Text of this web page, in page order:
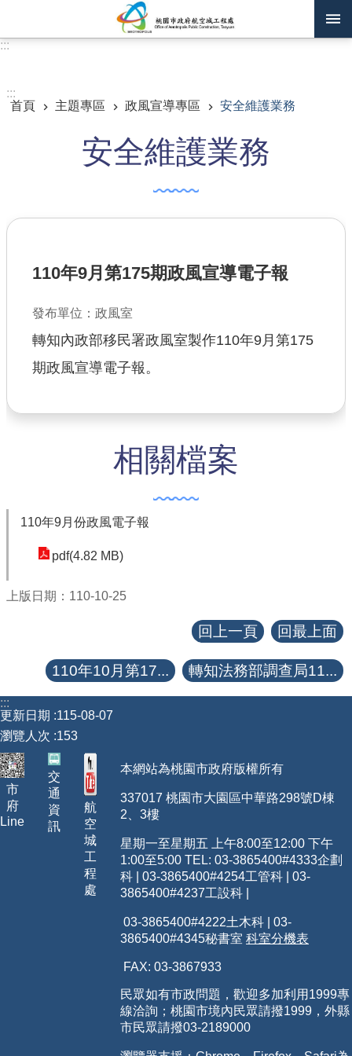
業務資訊
政府公開資訊
廉政平臺專區
便民服務
常見問答
工務局
【政府網站資料開放宣告】
:::
:::
首頁
主題專區 政風宣導專區 安全維護業務
安全維護業務
110年9月第175期政風宣導電子報
發布單位：政風室
轉知內政部移民署政風室製作110年9月第175
期政風宣導電子報。
相關檔案
110年9月份政風電子報
pdf(4.82 MB)
上版日期：110-10-25
回上一頁 回最上面
110年10月第17... 轉知法務部調查局11...
:::
更新日期
115-08-07
瀏覽人次 153
市
府
Line
交
通
資
訊
航
空
城
工
程
處
本網站為桃園市政府版權所有
337017 桃園市大園區中華路298號D棟
2、3樓
星期一至星期五 上午8:00至12:00 下午
1:00至5:00 TEL: 03-3865400#4333企劃
科 | 03-3865400#4254工管科 | 03-
3865400#4237工設科 |
03-3865400#4222土木科 | 03-
3865400#4345秘書室 科室分機表
FAX: 03-3867933
民眾如有市政問題，歡迎多加利用1999專
線洽詢；桃園市境內民眾請撥1999，外縣
市民眾請撥03-2189000